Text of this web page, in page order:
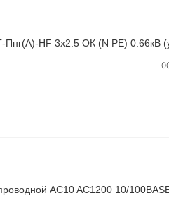
Пнг(А)-HF 3х2.5 ОК (N PE) 0.66кВ
AC10 AC1200 10/